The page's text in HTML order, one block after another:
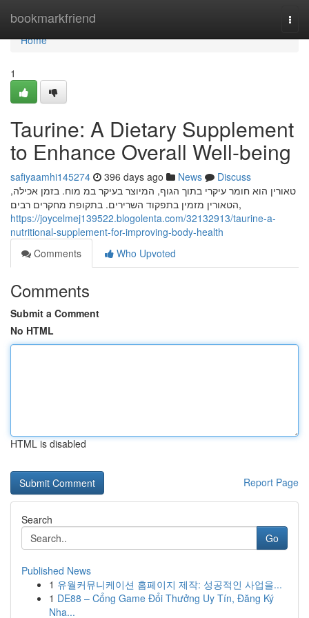
bookmarkfriend
Home
Home
1
Taurine: A Dietary Supplement
to Enhance Overall Well-being
safiyaamhi145274 396 days ago News
Discuss
טאורין הוא חומר עיקרי בתוך הגוף, המיוצר בעיקר במ מוח. בזמן אכילה,
הטאורין מזמין בתפקוד השרירים. בתקופת מחקרים רבים,
https://joycelmej139522.blogolenta.com/32132913/taurine-a-
nutritional-supplement-for-improving-body-health
Comments
Who Upvoted
Comments
Submit a Comment
No HTML
HTML is disabled
Report Page
Search
Go
Published News
1 유월커뮤니케이션 홈페이지 제작: 성공적인 사업을...
1 DE88 – Cổng Game Đổi Thưởng Uy Tín, Đăng Ký
Nha...